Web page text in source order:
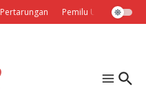
Pemilu Ukraina: Milih